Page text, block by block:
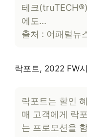
테크
에도…
출처 : 어패럴뉴
락포트, 2022 FW
락포트는 할인
매 고객에게 락
는 프로모션을